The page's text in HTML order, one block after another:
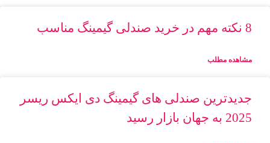
8 نکته مهم در خرید صندلی گیمینگ مناسب
مشاهده مطلب
جدیدترین صندلی های گیمینگ دی ایکس ریسر
2025 به جهان بازار رسید